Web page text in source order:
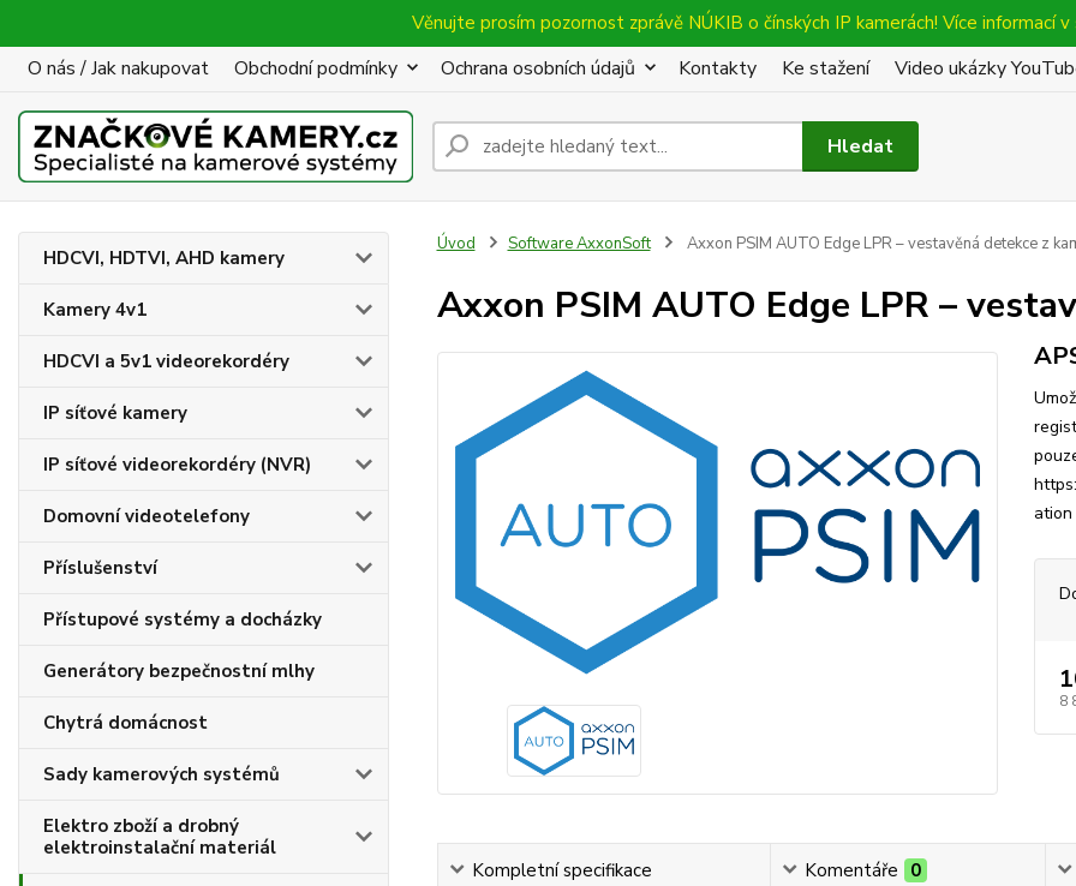
Věnujte prosím pozornost zprávě NÚKIB o čínských IP kamerách! Více informací v
O nás / Jak nakupovat Obchodní podmínky Ochrana osobních údajů Kontakty Ke stažení Video ukázky
Hledat
HDCVI, HDTVI, AHD kamery
Kamery 4v1
HDCVI a 5v1 videorekordéry
IP síťové kamery
IP síťové videorekordéry (NVR)
Domovní videotelefony
Příslušenství
Přístupové systémy a docházky
Generátory bezpečnostní mlhy
Chytrá domácnost
Sady kamerových systémů
Elektro zboží a drobný
elektroinstalační materiál
Úvod Software AxxonSoft Axxon PSIM AUTO Edge LPR – vestavěná detekce z
Axxon PSIM AUTO Edge LPR –
8
Kompletní specifikace Komentáře 0